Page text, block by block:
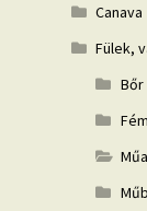
Canava
Fülek,